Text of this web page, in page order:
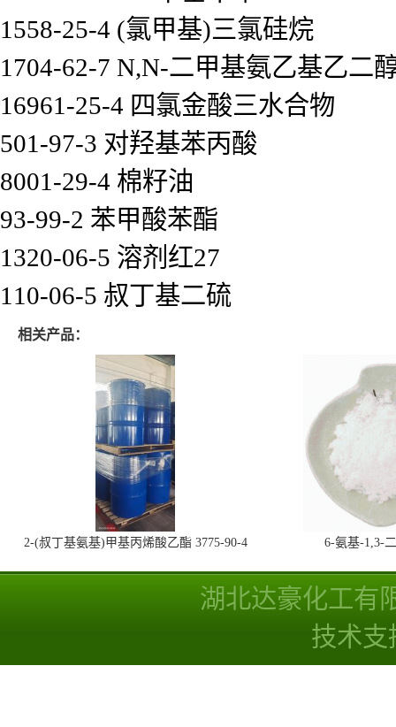
1558-25-4 (氯甲基)三氯硅烷
1704-62-7 N,N-二甲基氨乙基乙二
16961-25-4 四氯金酸三水合物
501-97-3 对羟基苯丙酸
8001-29-4 棉籽油
93-99-2 苯甲酸苯酯
1320-06-5 溶剂红27
110-06-5 叔丁基二硫
相关产品：
2-(叔丁基氨基)甲基丙烯酸乙酯 3775-90-4 6-氨基-1,3-
湖北达豪化工有
技术